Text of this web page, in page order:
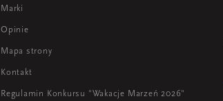
Marki
Opinie
Mapa strony
Kontakt
Regulamin Konkursu "Wakacje Marzeń 2026"